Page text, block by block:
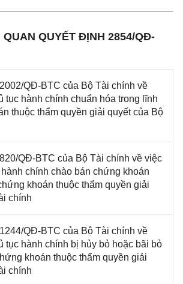
QUYẾT ĐỊNH 2854/QĐ-
QĐ-BTC của Bộ Tài chính về
tục hành chính chuẩn hóa trong lĩnh
thuộc thẩm quyền giải quyết của Bộ
QĐ-BTC của Bộ Tài chính về việc
chính chào bán chứng khoán
khoán thuộc thẩm quyền giải
chính
QĐ-BTC của Bộ Tài chính về
tục hành chính bị hủy bỏ hoặc bãi bỏ
khoán thuộc thẩm quyền giải
chính